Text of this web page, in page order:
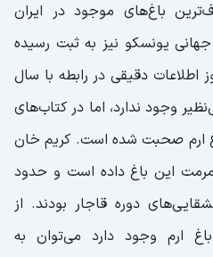
باغ‌های موجود در ایران
یونسکو نیز به ثبت رسیده
اطلاعات دقیقی در رابطه با سال
وجود ندارد، اما در کتاب‌های
ارم صحبت شده است. کریم خان
مرمت این باغ داده است و حدود
دوره قاجار بودند. از
ارم وجود دارد می‌توان به